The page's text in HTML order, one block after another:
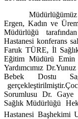
Ergen, Kadın ve
Müdürlüğü
Hastanesi konferans
Faruk TÜRE, İl
Eğitim Müdürü Emin
Yardımcımız
Bebek Dostu
gerçekleştirilmiştir.
Sorumlusu Dr.
Sağlık Müdürlüğü
Hastanesi Başhekimi